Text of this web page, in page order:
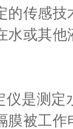
的传感
水或其
是测定
膜被工